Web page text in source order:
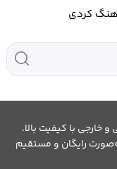
کردی
خارجی با کیفیت بالا.
رایگان و مستقیم